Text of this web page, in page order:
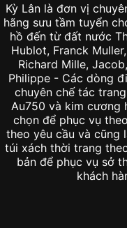
Kỳ Lân là đơn vị
hãng sưu tầm tuyển
hồ đến từ đất nước
Hublot, Franck
Richard Mille,
Philippe - Các dòng
chuyên chế tác
Au750 và kim cương
chọn để phục vụ
theo yêu cầu và cũng
túi xách thời trang
bản để phục vụ sở
khách